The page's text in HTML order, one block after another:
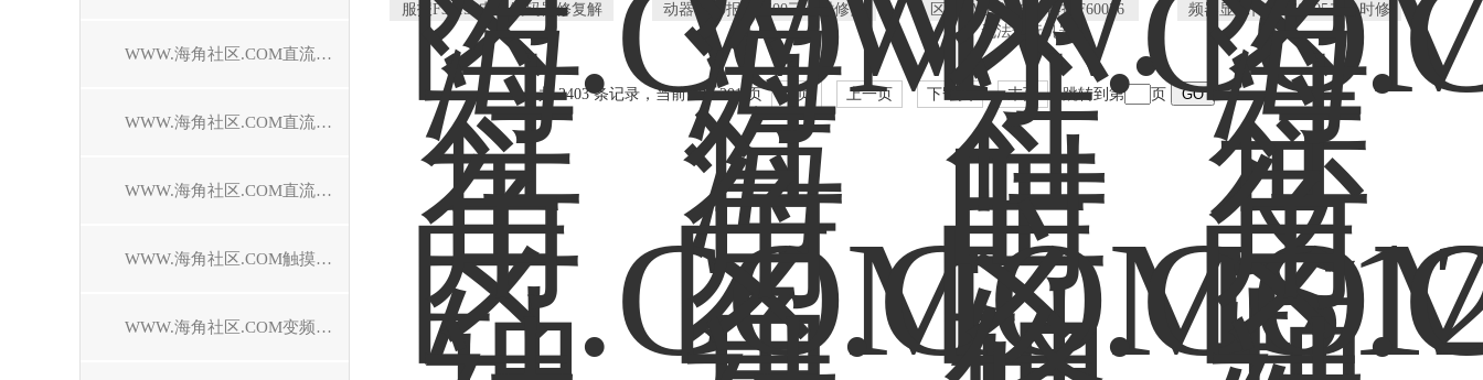
WWW.海角社区.COM直流调速装置维修
WWW.海角社区.COM直流控制器维修
WWW.海角社区.COM直流驱动器维修
WWW.海角社区.COM触摸屏维修
WWW.海角社区.COM变频器维修
服报F31150电机编码器修复解
决
动器S120报206500三小时修复
区.COM直流控制器报F60036
无法运行机器
频器显示代码F60005二小时修
复
共 2403 条记录，当前 28 / 201 页 首页 上一页 下一页 末页 跳转到第 页